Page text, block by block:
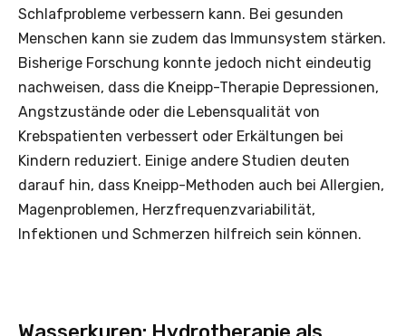
Schlafprobleme verbessern kann. Bei gesunden
Menschen kann sie zudem das Immunsystem stärken.
Bisherige Forschung konnte jedoch nicht eindeutig
nachweisen, dass die Kneipp-Therapie Depressionen,
Angstzustände oder die Lebensqualität von
Krebspatienten verbessert oder Erkältungen bei
Kindern reduziert. Einige andere Studien deuten
darauf hin, dass Kneipp-Methoden auch bei Allergien,
Magenproblemen, Herzfrequenzvariabilität,
Infektionen und Schmerzen hilfreich sein können.